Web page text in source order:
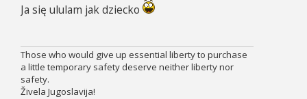
Ja się ululam jak dziecko
Those who would give up essential liberty to purchase
a little temporary safety deserve neither liberty nor
safety.
Živela Jugoslavija!